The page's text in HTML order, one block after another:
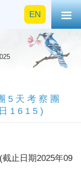
EN
天考察團
1615)
(截止日期2025年09